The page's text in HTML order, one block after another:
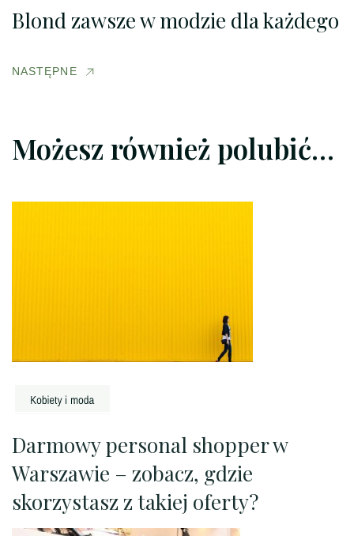
Blond zawsze w modzie dla każdego
NASTĘPNE
Możesz również polubić…
Darmowy personal shopper w
Warszawie – zobacz, gdzie
skorzystasz z takiej oferty?